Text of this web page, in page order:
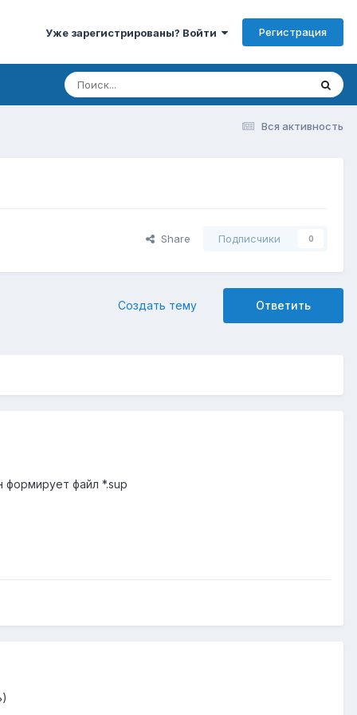
Уже зарегистрированы? Войти Регистрация
Вся активность
Share Подписчики 0
Ответить
Создать тему
файл *.sup